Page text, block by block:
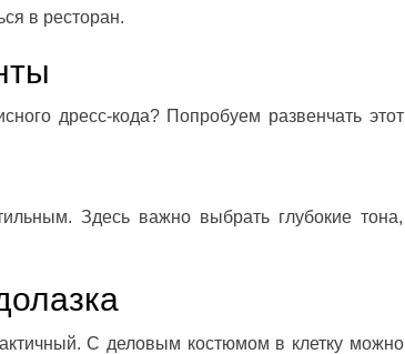
в ресторан.
дресс-кода? Попробуем развенчать этот
Здесь важно выбрать глубокие тона,
С деловым костюмом в клетку можно